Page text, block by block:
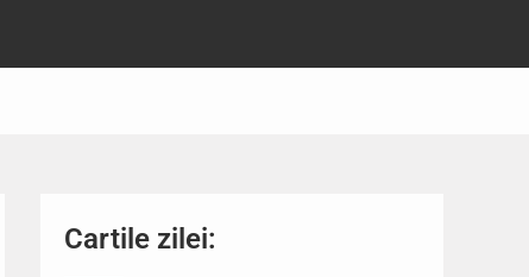
Cartile zilei: